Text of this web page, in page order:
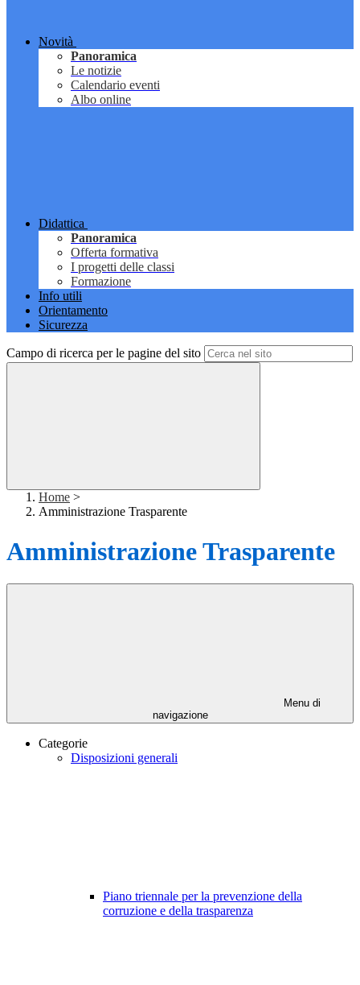
Novità
Panoramica
Le notizie
Calendario eventi
Albo online
Didattica
Panoramica
Offerta formativa
I progetti delle classi
Formazione
Info utili
Orientamento
Sicurezza
Campo di ricerca per le pagine del sito
Home >
Amministrazione Trasparente
Amministrazione Trasparente
Menu di
navigazione
Categorie
Disposizioni generali
Piano triennale per la prevenzione della
corruzione e della trasparenza